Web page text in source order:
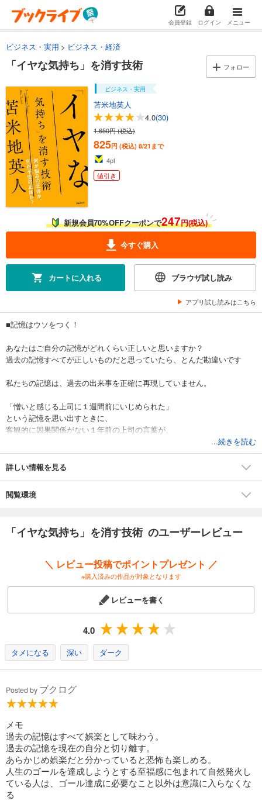
会員登録 ログイン メニュー
ビジネス・実用 ビジネス・経済
「イヤな気持ち」を消す技術 フォロー
ビジネス・実用
苫米地英人
4.0(30)
1,650円 (税込)
825円 (税込) 8/21まで
4pt
値引き
新規会員70%OFFクーポンで247円(税込)
今すぐ購入
カートに入れる ブラウザ試し読み
アプリ試し読みはこちら
■記憶はウソをつく！
あなたはご自分の記憶がどれくらい正しいと思いますか？
過去の記憶すべてが正しいものだと思っていたら、とんだ勘違いです
私たちの記憶は、過去の出来事を正確に再現していません。
「憎いと感じる上司に１週間前にいじめられた」
という記憶を思い出すときに、
客観的に因果関係がない１年前の上司の言葉が、
１週間前の記憶に混在して事実と異なって思い出されたりするのです
特に、イヤな記憶に囚われている人は、
■自分を苦しめるイヤな「気持ち」を消すのは簡単！
大災害や大規模テロなどが起こったさいに、
それをトラウマにしないための心理学のことです
登校拒否やうつ病、トラウマをとる方法など
最先端の機能脳科学によって、
悲しい体験や辛い体験の情動的記憶を
セルフコントロールして“忘れる”ことができるようになる方法を
誰にでも分かりやすく解き明かした画期的な内容の本です
人間が本来持つ脳の記憶の使い方を最大限に使えるように
脳機能学者である苫米地博士が
脳の記憶のメカニズムを知ってそれをうまく処理し、
イヤな記憶を呼び覚ますマイナスの情動に支配されない方法を伝授しま
す。
これまでの悩みや不安が、すぅーっと消えていくのを実感していただけ
るはずです。
...続きを読む
詳しい情報を見る
閲覧環境
「イヤな気持ち」を消す技術 のユーザーレビュー
＼ レビュー投稿でポイントプレゼント ／
※購入済みの作品が対象となります
レビューを書く
4.0
タメになる 深い ダーク
Posted by ブクログ
メモ
過去の記憶はすべて娯楽として味わう。
過去の記憶を現在の自分と切り離す。
あらかじめ娯楽だと分かっていると恐怖も楽しめる。
人生のゴールを達成しようとする至福感に包まれて自然発火し
ている人は、ゴール達成に必要なこと以外は意識に入らなくな
る